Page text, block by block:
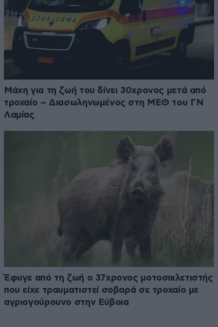
Μάχη για τη ζωή του δίνει 30χρονος μετά από
τροχαίο – Διασωληνωμένος στη ΜΕΘ του ΓΝ
Λαμίας
Έφυγε από τη ζωή ο 37χρονος μοτοσικλετιστής
που είχε τραυματιστεί σοβαρά σε τροχαίο με
αγριογούρουνο στην Εύβοια